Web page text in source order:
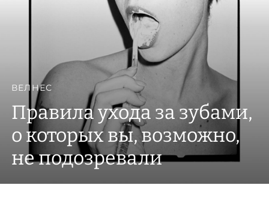
ВЕЛНЕС
Правила ухода за зубами,
о которых вы, возможно,
не подозревали